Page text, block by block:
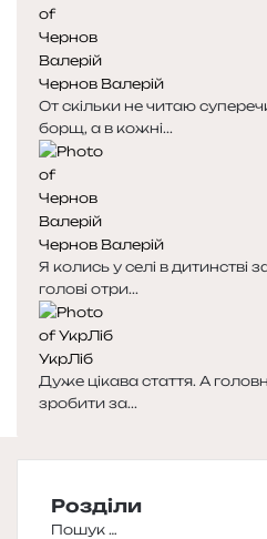
Чернов Валерій
От скільки не читаю
борщ, а в кожні...
Чернов Валерій
Я колись у селі в дитинстві
голові отри...
УкрЛіб
Дуже цікава стаття. А
зробити за...
Розділи
Пошук: